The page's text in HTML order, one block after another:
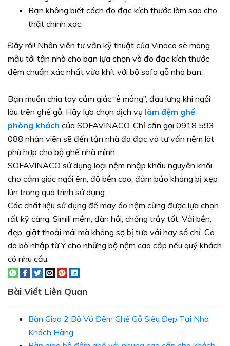
Bạn không biết cách đo đạc kích thước làm sao cho
thật chính xác.
Đây rồi! Nhân viên tư vấn kỹ thuật của Vinaco sẽ mang
mẫu tới tận nhà cho bạn lựa chọn và đo đạc kích thước
đệm chuẩn xác nhất vừa khít với bộ sofa gỗ nhà bạn.
Bạn muốn chia tay cảm giác “ê mông”, đau lưng khi ngồi
lâu trên ghế gỗ. Hãy lựa chọn dịch vụ làm đệm ghế
phòng khách của SOFAVINACO. Chỉ cần gọi 0918 593
088 nhân viên sẽ đến tận nhà đo đạc và tư vấn nệm lót
phù hợp cho bộ ghế nhà mình.
SOFAVINACO sử dụng loại nệm nhập khẩu nguyên khối,
cho cảm giác ngồi êm, độ bền cao, đảm bảo không bị xẹp
lún trong quá trình sử dụng.
Các chất liệu sử dụng để may áo nệm cũng được lựa chọn
rất kỹ càng. Simili mềm, đàn hồi, chống trầy tốt. Vải bền,
đẹp, giặt thoải mái mà không sợ bị tưa vải hay sổ chỉ. Có
da bò nhập từ Ý cho những bộ nệm cao cấp nếu quý khách
có nhu cầu.
Bài Viết Liên Quan
Bàn Giao 2 Bộ Vỏ Đệm Ghế Gỗ Siêu Đẹp Tại Nhà
Khách Hàng